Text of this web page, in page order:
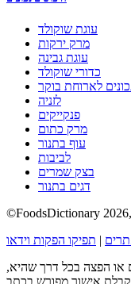
עוגת שוקולד
מרק ירקות
עוגת גבינה
כדורי שוקולד
לארוחת בוקר
לזניה
פנקייקים
מרק כתום
עוף בתנור
לביבות
בצק שמרים
דגים בתנור
תפיקו הפקות וידאו
או הפצה בכל דרך שהיא,